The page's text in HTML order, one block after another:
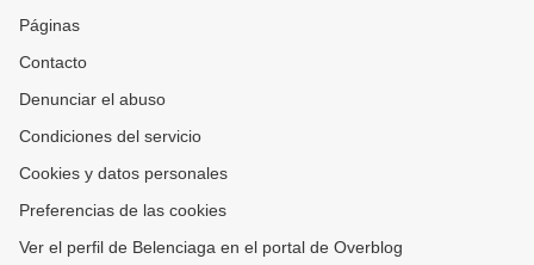
Páginas
Contacto
Denunciar el abuso
Condiciones del servicio
Cookies y datos personales
Preferencias de las cookies
Ver el perfil de Belenciaga en el portal de Overblog